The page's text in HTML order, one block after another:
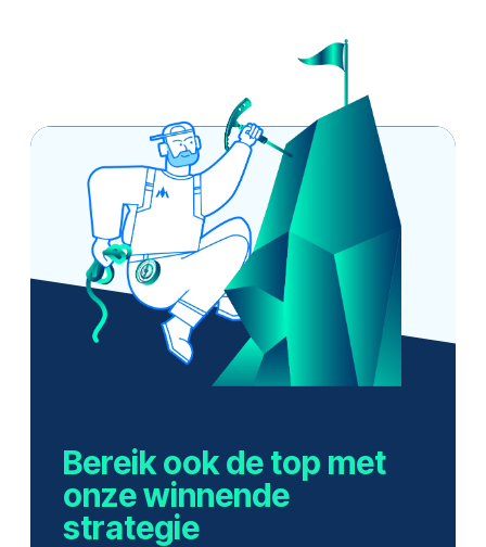
Bereik ook de top met
onze winnende
strategie